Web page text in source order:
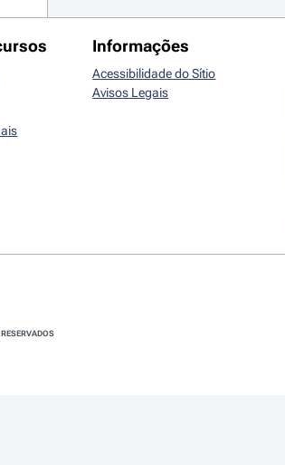
Informações
Acessibilidade do Sítio
Avisos Legais